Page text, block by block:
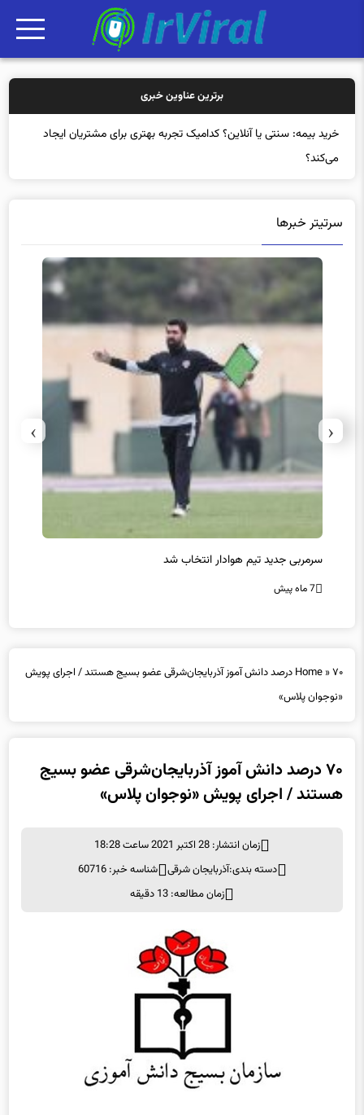
برترین عناوین خبری
خرید
سرمربی جدید تیم هوادار انتخاب شد
7 ماه پیش
«نوجوان پلاس»
هستند / اجرای پویش «نوجوان پلاس»
دسته بندی:آذربایجان شرقی شناسه خبر: 60716
زمان مطالعه: 13 دقیقه